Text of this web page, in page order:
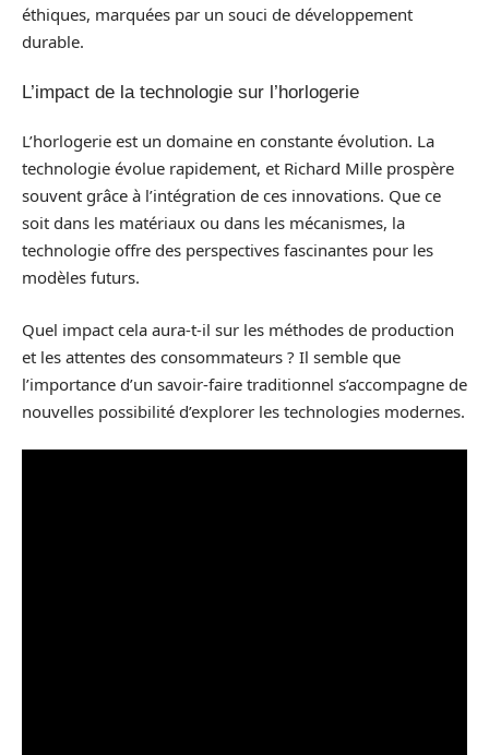
éthiques, marquées par un souci de développement
durable.
L’impact de la technologie sur l’horlogerie
L’horlogerie est un domaine en constante évolution. La
technologie évolue rapidement, et Richard Mille prospère
souvent grâce à l’intégration de ces innovations. Que ce
soit dans les matériaux ou dans les mécanismes, la
technologie offre des perspectives fascinantes pour les
modèles futurs.
Quel impact cela aura-t-il sur les méthodes de production
et les attentes des consommateurs ? Il semble que
l’importance d’un savoir-faire traditionnel s’accompagne de
nouvelles possibilité d’explorer les technologies modernes.